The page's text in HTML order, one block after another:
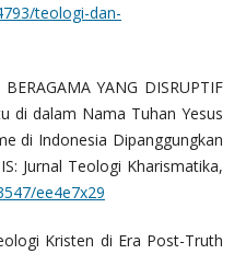
teologi-dan-
YANG DISRUPTIF
di dalam Nama Tuhan Yesus
di Indonesia Dipanggungkan
Jurnal Teologi Kharismatika,
ee4e7x29
Kristen di Era Post-Truth